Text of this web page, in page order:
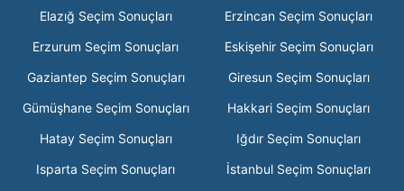
Elazığ Seçim Sonuçları
Erzincan Seçim Sonuçları
Erzurum Seçim Sonuçları
Eskişehir Seçim Sonuçları
Gaziantep Seçim Sonuçları
Giresun Seçim Sonuçları
Gümüşhane Seçim Sonuçları
Hakkari Seçim Sonuçları
Hatay Seçim Sonuçları
Iğdır Seçim Sonuçları
Isparta Seçim Sonuçları
İstanbul Seçim Sonuçları